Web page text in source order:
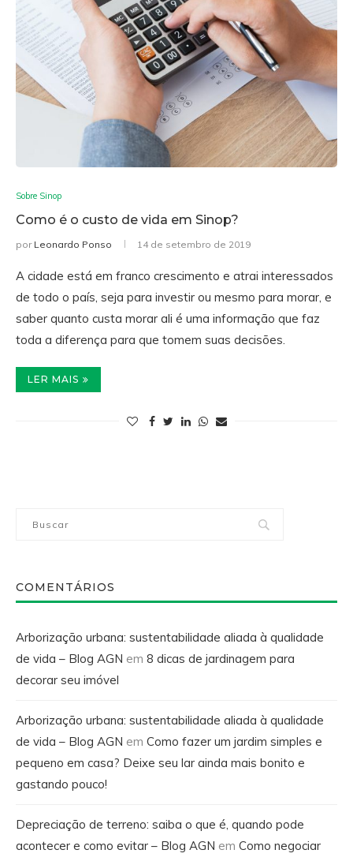
Sobre Sinop
Como é o custo de vida em Sinop?
por Leonardo Ponso 14 de setembro de 2019
A cidade está em franco crescimento e atrai interessados
de todo o país, seja para investir ou mesmo para morar, e
saber quanto custa morar ali é uma informação que faz
toda a diferença para que tomem suas decisões.
LER MAIS
COMENTÁRIOS
Arborização urbana: sustentabilidade aliada à qualidade
de vida – Blog AGN em 8 dicas de jardinagem para
decorar seu imóvel
Arborização urbana: sustentabilidade aliada à qualidade
de vida – Blog AGN em Como fazer um jardim simples e
pequeno em casa? Deixe seu lar ainda mais bonito e
gastando pouco!
Depreciação de terreno: saiba o que é, quando pode
acontecer e como evitar – Blog AGN em Como negociar